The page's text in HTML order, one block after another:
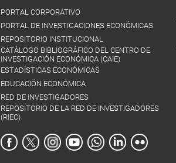
PORTAL CORPORATIVO
PORTAL DE INVESTIGACIONES ECONÓMICAS
REPOSITORIO INSTITUCIONAL
CATÁLOGO BIBLIOGRÁFICO DEL CENTRO DE
INVESTIGACIÓN ECONÓMICA (CAIE)
ESTADÍSTICAS ECONÓMICAS
EDUCACIÓN ECONÓMICA
RED DE INVESTIGADORES
REPOSITORIO DE LA RED DE INVESTIGADORES
(RIEC)